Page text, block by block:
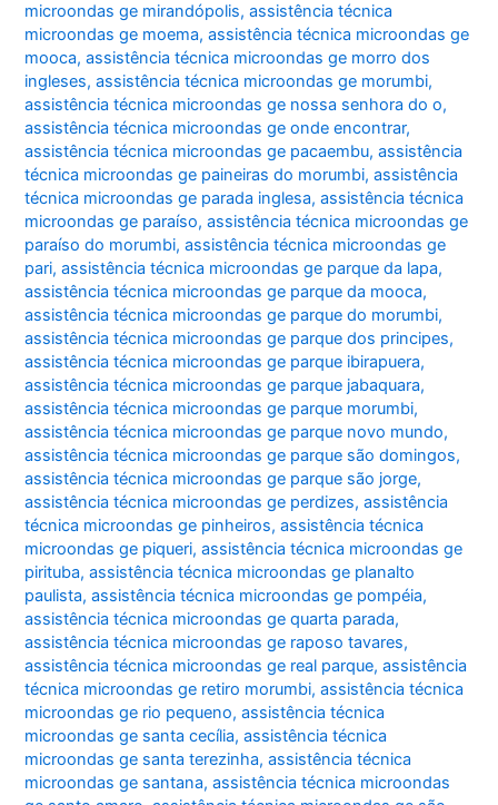
microondas ge mirandópolis,assistência técnica
microondas ge moema,assistência técnica microondas ge
mooca,assistência técnica microondas ge morro dos
ingleses,assistência técnica microondas ge morumbi,
assistência técnica microondas ge nossa senhora do o,
assistência técnica microondas ge onde encontrar,
assistência técnica microondas ge pacaembu,assistência
técnica microondas ge paineiras do morumbi,assistência
técnica microondas ge parada inglesa,assistência técnica
microondas ge paraíso,assistência técnica microondas ge
paraíso do morumbi,assistência técnica microondas ge
pari,assistência técnica microondas ge parque da lapa,
assistência técnica microondas ge parque da mooca,
assistência técnica microondas ge parque do morumbi,
assistência técnica microondas ge parque dos principes,
assistência técnica microondas ge parque ibirapuera,
assistência técnica microondas ge parque jabaquara,
assistência técnica microondas ge parque morumbi,
assistência técnica microondas ge parque novo mundo,
assistência técnica microondas ge parque são domingos,
assistência técnica microondas ge parque são jorge,
assistência técnica microondas ge perdizes,assistência
técnica microondas ge pinheiros,assistência técnica
microondas ge piqueri,assistência técnica microondas ge
pirituba,assistência técnica microondas ge planalto
paulista,assistência técnica microondas ge pompéia,
assistência técnica microondas ge quarta parada,
assistência técnica microondas ge raposo tavares,
assistência técnica microondas ge real parque,assistência
técnica microondas ge retiro morumbi,assistência técnica
microondas ge rio pequeno,assistência técnica
microondas ge santa cecília,assistência técnica
microondas ge santa terezinha,assistência técnica
microondas ge santana,assistência técnica microondas